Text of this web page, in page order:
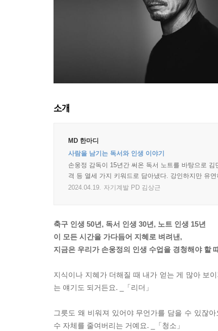
소개
MD 한마디
사람을 남기는 독서와 인생 이야기
손웅정 감독이 15년간 써온 독서 노트를 바탕으로
격 등 열세 가지 키워드로 담아냈다. 강인하지만 유
2024.04.19.
자기계발 PD 김상근
축구 인생 50년, 독서 인생 30년, 노트 인생 15년
이 모든 시간을 가다듬어 지혜로 벼려낸,
지금은 우리가 손웅정의 인생 수업을 경청해야 할
지식이나 지혜가 더해질 때 내가 얻는 게 많아 보
는 얘기도 되거든요. _「리더」
그릇도 왜 비워져 있어야 무언가를 담을 수 있잖
수 자체를 줄여버리는 거예요. _「청소」